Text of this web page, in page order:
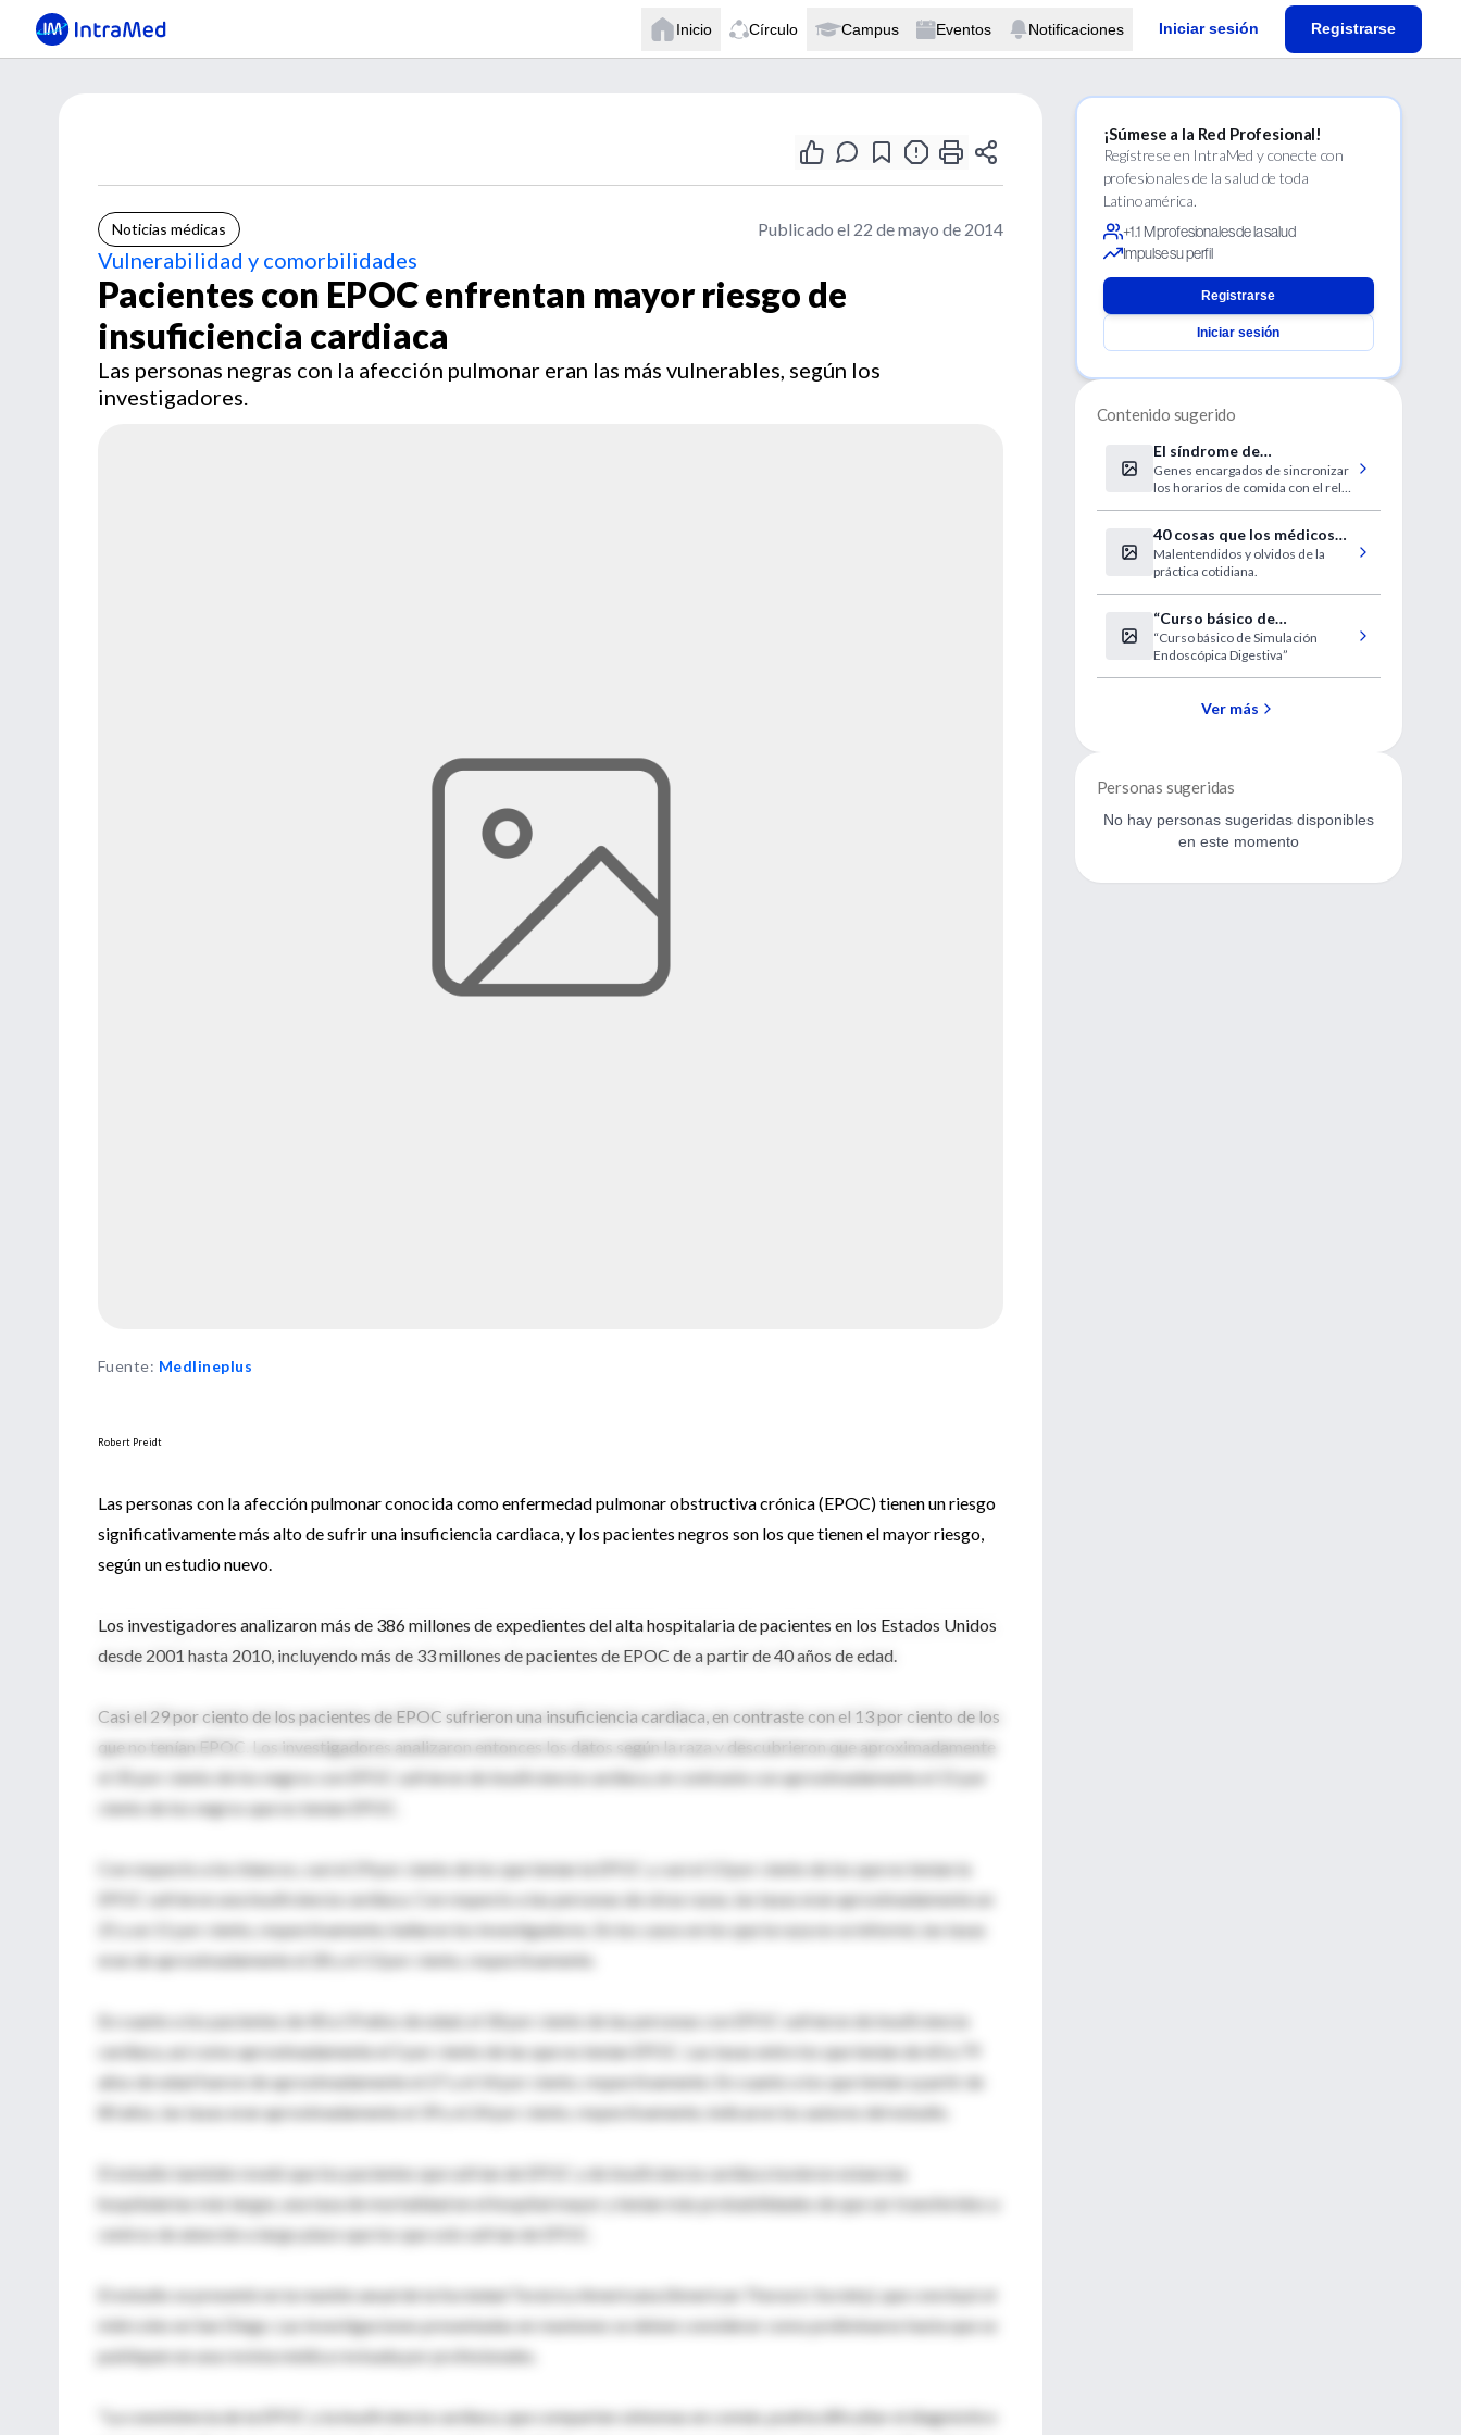
Inicio Círculo Campus Eventos Notificaciones Iniciar sesión Registrarse
Noticias médicas Publicado el 22 de mayo de 2014
Vulnerabilidad y comorbilidades
Pacientes con EPOC enfrentan mayor riesgo de
insuficiencia cardiaca
Las personas negras con la afección pulmonar eran las más vulnerables, según los
investigadores.
Fuente: Medlineplus
Robert Preidt
Las personas con la afección pulmonar conocida como enfermedad pulmonar obstructiva crónica (EPOC) tienen un riesgo
significativamente más alto de sufrir una insuficiencia cardiaca, y los pacientes negros son los que tienen el mayor riesgo,
según un estudio nuevo.
Los investigadores analizaron más de 386 millones de expedientes del alta hospitalaria de pacientes en los Estados Unidos
desde 2001 hasta 2010, incluyendo más de 33 millones de pacientes de EPOC de a partir de 40 años de edad.
Casi el 29 por ciento de los pacientes de EPOC sufrieron una insuficiencia cardiaca, en contraste con el 13 por ciento de los
que no tenían EPOC. Los investigadores analizaron entonces los datos según la raza y descubrieron que aproximadamente
el 35 por ciento de los negros con EPOC sufrieron de insuficiencia cardiaca, en contraste con aproximadamente el 15 por
ciento de los negros que no tenían EPOC.
Con respecto a los blancos, casi el 29 por ciento de los que tenían la EPOC y casi el 13 por ciento de los que no tenían la
EPOC sufrieron una insuficiencia cardiaca. Con respecto a las personas de otras razas, las tasas eran aproximadamente un
25 y un 11 por ciento, respectivamente, hallaron los investigadores. En los casos en los que la raza no se informó, las tasas
eran de aproximadamente el 28 y el 13 por ciento, respectivamente.
En cuanto a los pacientes de 40 a 59 años de edad, el 18 por ciento de las personas con EPOC sufrieron de insuficiencia
cardiaca, así como aproximadamente el 5 por ciento de las que no tenían EPOC. Las tasas entre los que tenían de 60 a 79
años de edad fueron de aproximadamente el 27 y el 14 por ciento, respectivamente. En cuanto a los que tenían a partir de
80 años, las tasas eran aproximadamente el 39 y el 24 por ciento, respectivamente, indicaron los autores del estudio.
El estudio también reveló que los pacientes que sufrían de EPOC y de insuficiencia cardiaca tuvieron estancias
hospitalarias más largas, una tasa de mortalidad en el hospital mayor y tenían más probabilidades de que ser transferidos a
centros de atención a largo plazo que los que solo sufrían de EPOC.
El estudio se presentó en la reunión anual de la Sociedad Torácica Americana (American Thoracic Society), que concluyó el
miércoles en San Diego. Las investigaciones presentadas en reuniones se deben considerar como preliminares hasta que se
publiquen en una revista médica revisada por profesionales.
"La coexistencia de la EPOC y la insuficiencia cardiaca, que comparten síntomas en común, podría dificultar el diagnóstico
¡Súmese a la Red Profesional!
Regístrese en IntraMed y conecte con
profesionales de la salud de toda
Latinoamérica.
+1.1 M profesionales de la salud
Impulse su perfil
Registrarse
Iniciar sesión
Contenido sugerido
El síndrome de
alimentación nocturna "es
real"
Genes encargados de sincronizar
los horarios de comida con el reloj
40 cosas que los médicos
no deberíamos olvidar
Malentendidos y olvidos de la
práctica cotidiana.
“Curso básico de
Simulación Endoscópica
Digestiva”
“Curso básico de Simulación
Endoscópica Digestiva”
Ver más
Personas sugeridas
No hay personas sugeridas disponibles
en este momento